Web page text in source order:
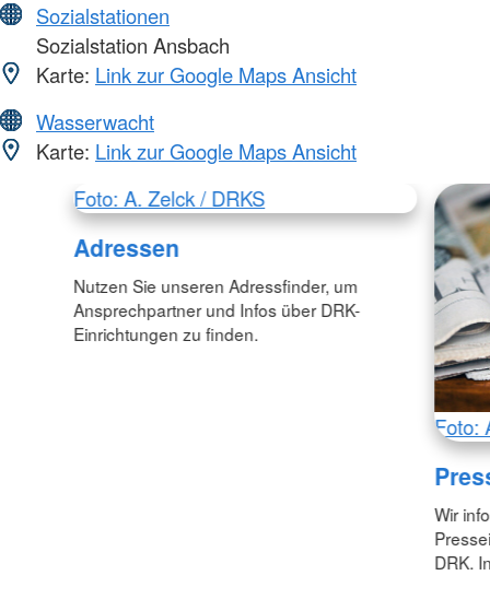
Sozialstationen
Sozialstation Ansbach
Karte: Link zur Google Maps Ansicht
Wasserwacht
Karte: Link zur Google Maps Ansicht
Foto: A. Zelck / DRKS
Adressen
Nutzen Sie unseren Adressfinder, um
Ansprechpartner und Infos über DRK-
Einrichtungen zu finden.
Foto:
Wir
DRK.